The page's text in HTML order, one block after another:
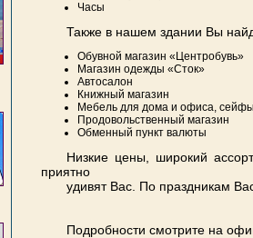
Часы
Также в нашем здании Вы
Обувной магазин «Центробувь»
Магазин одежды «Сток»
Автосалон
Книжный магазин
Мебель для дома и офиса,
Продовольственный магазин
Обменный пункт валюты
Низкие цены, широкий
приятно
удивят Вас. По праздникам
Подробности смотрите на